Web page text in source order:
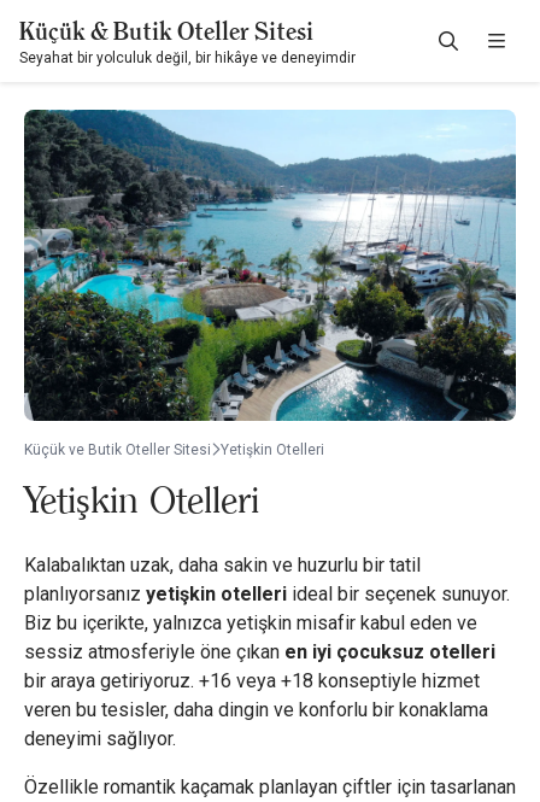
Küçük & Butik Oteller Sitesi
Seyahat bir yolculuk değil, bir hikâye ve deneyimdir
Küçük ve Butik Oteller Sitesi Yetişkin Otelleri
Yetişkin Otelleri
Kalabalıktan uzak, daha sakin ve huzurlu bir tatil
planlıyorsanız yetişkin otelleri ideal bir seçenek sunuyor.
Biz bu içerikte, yalnızca yetişkin misafir kabul eden ve
sessiz atmosferiyle öne çıkan en iyi çocuksuz otelleri
bir araya getiriyoruz. +16 veya +18 konseptiyle hizmet
veren bu tesisler, daha dingin ve konforlu bir konaklama
deneyimi sağlıyor.
Özellikle romantik kaçamak planlayan çiftler için tasarlanan